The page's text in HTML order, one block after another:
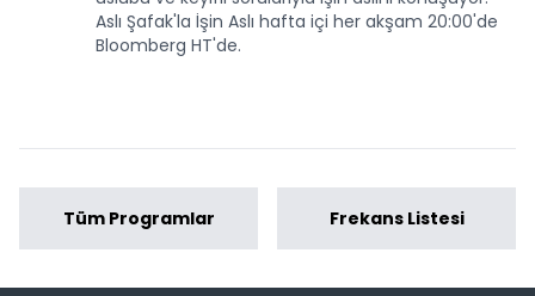
Aslı Şafak'la İşin Aslı hafta içi her akşam 20:00'de
Bloomberg HT'de.
Tüm Programlar Frekans Listesi